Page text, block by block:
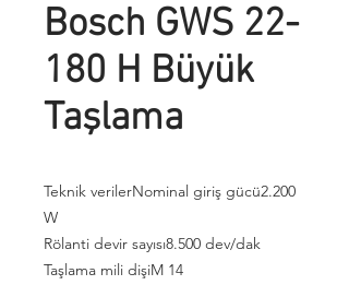
Bosch GWS 22-
180 H Büyük
Taşlama
Teknik verilerNominal giriş gücü2.200
W
Rölanti devir sayısı8.500 dev/dak
Taşlama mili dişiM 14